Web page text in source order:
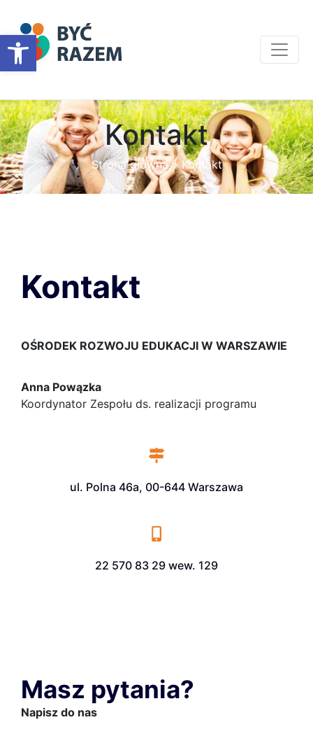
Otwórz pasek narzędzi
Kontakt
Strona główna» Kontakt
Kontakt
OŚRODEK ROZWOJU EDUKACJI W WARSZAWIE
Anna Powązka
Koordynator Zespołu ds. realizacji programu
ul. Polna 46a, 00-644 Warszawa
22 570 83 29 wew. 129
Masz pytania?
Napisz do nas